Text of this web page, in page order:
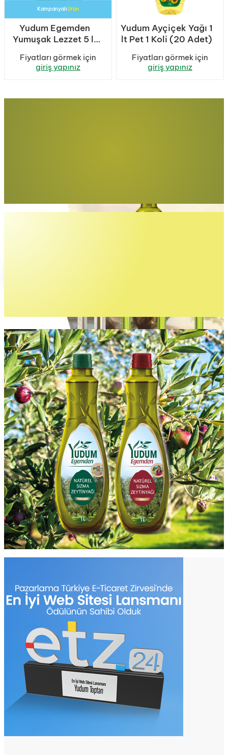
KampanyalıÜrün
Yudum Egemden
Yumuşak Lezzet 5 lt
Teneke 1 Koli (4
Adet)
Fiyatları görmek için
giriş yapınız
Yudum Ayçiçek Yağı 1
lt Pet 1 Koli (20 Adet)
Fiyatları görmek için
giriş yapınız
Gurme Lezzetler
İncele